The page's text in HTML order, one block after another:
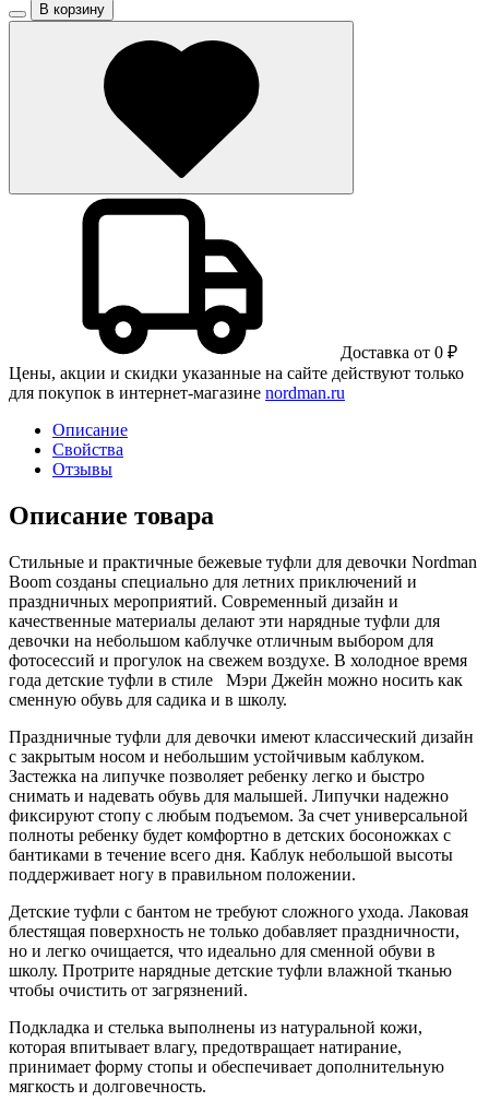
В корзину
Доставка от 0 ₽
Цены, акции и скидки указанные на сайте действуют только
для покупок в интернет-магазине nordman.ru
Описание
Свойства
Отзывы
Описание товара
Стильные и практичные бежевые туфли для девочки Nordman
Boom созданы специально для летних приключений и
праздничных мероприятий. Современный дизайн и
качественные материалы делают эти нарядные туфли для
девочки на небольшом каблучке отличным выбором для
фотосессий и прогулок на свежем воздухе. В холодное время
года детские туфли в стиле Мэри Джейн можно носить как
сменную обувь для садика и в школу.
Праздничные туфли для девочки имеют классический дизайн
с закрытым носом и небольшим устойчивым каблуком.
Застежка на липучке позволяет ребенку легко и быстро
снимать и надевать обувь для малышей. Липучки надежно
фиксируют стопу с любым подъемом. За счет универсальной
полноты ребенку будет комфортно в детских босоножках с
бантиками в течение всего дня. Каблук небольшой высоты
поддерживает ногу в правильном положении.
Детские туфли с бантом не требуют сложного ухода. Лаковая
блестящая поверхность не только добавляет праздничности,
но и легко очищается, что идеально для сменной обуви в
школу. Протрите нарядные детские туфли влажной тканью
чтобы очистить от загрязнений.
Подкладка и стелька выполнены из натуральной кожи,
которая впитывает влагу, предотвращает натирание,
принимает форму стопы и обеспечивает дополнительную
мягкость и долговечность.